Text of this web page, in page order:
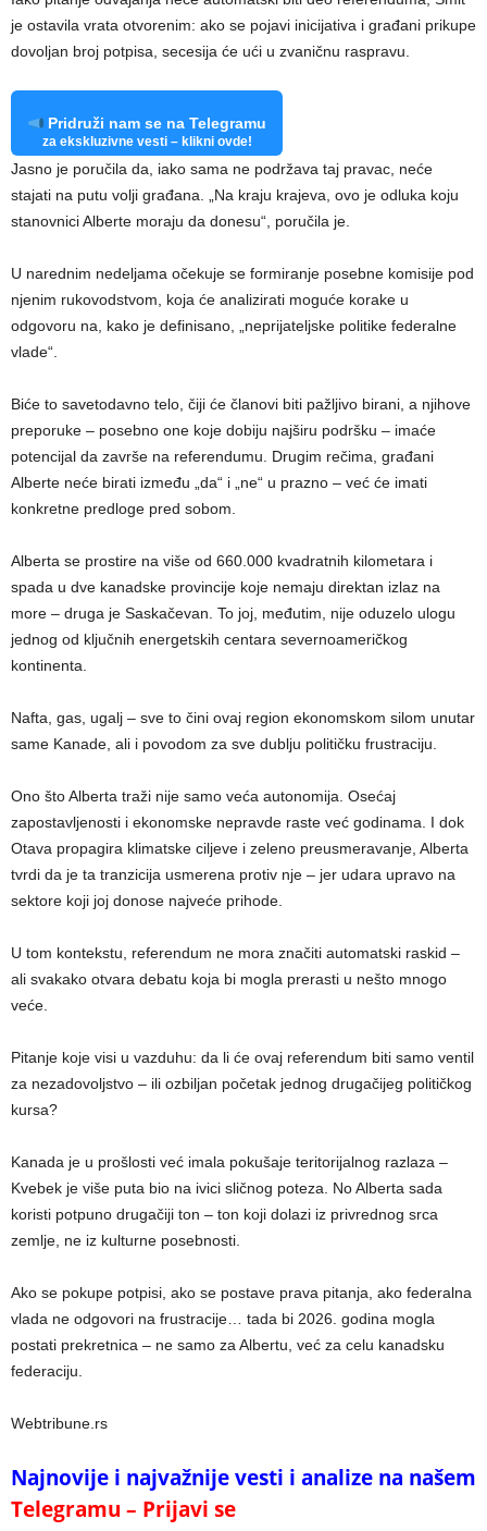
je ostavila vrata otvorenim: ako se pojavi inicijativa i građani prikupe
dovoljan broj potpisa, secesija će ući u zvaničnu raspravu.
Pridruži nam se na Telegramu
za ekskluzivne vesti – klikni ovde!
Jasno je poručila da, iako sama ne podržava taj pravac, neće
stajati na putu volji građana. „Na kraju krajeva, ovo je odluka koju
stanovnici Alberte moraju da donesu“, poručila je.
U narednim nedeljama očekuje se formiranje posebne komisije pod
njenim rukovodstvom, koja će analizirati moguće korake u
odgovoru na, kako je definisano, „neprijateljske politike federalne
vlade“.
Biće to savetodavno telo, čiji će članovi biti pažljivo birani, a njihove
preporuke – posebno one koje dobiju najširu podršku – imaće
potencijal da završe na referendumu. Drugim rečima, građani
Alberte neće birati između „da“ i „ne“ u prazno – već će imati
konkretne predloge pred sobom.
Alberta se prostire na više od 660.000 kvadratnih kilometara i
spada u dve kanadske provincije koje nemaju direktan izlaz na
more – druga je Saskačevan. To joj, međutim, nije oduzelo ulogu
jednog od ključnih energetskih centara severnoameričkog
kontinenta.
Nafta, gas, ugalj – sve to čini ovaj region ekonomskom silom unutar
same Kanade, ali i povodom za sve dublju političku frustraciju.
Ono što Alberta traži nije samo veća autonomija. Osećaj
zapostavljenosti i ekonomske nepravde raste već godinama. I dok
Otava propagira klimatske ciljeve i zeleno preusmeravanje, Alberta
tvrdi da je ta tranzicija usmerena protiv nje – jer udara upravo na
sektore koji joj donose najveće prihode.
U tom kontekstu, referendum ne mora značiti automatski raskid –
ali svakako otvara debatu koja bi mogla prerasti u nešto mnogo
veće.
Pitanje koje visi u vazduhu: da li će ovaj referendum biti samo ventil
za nezadovoljstvo – ili ozbiljan početak jednog drugačijeg političkog
kursa?
Kanada je u prošlosti već imala pokušaje teritorijalnog razlaza –
Kvebek je više puta bio na ivici sličnog poteza. No Alberta sada
koristi potpuno drugačiji ton – ton koji dolazi iz privrednog srca
zemlje, ne iz kulturne posebnosti.
Ako se pokupe potpisi, ako se postave prava pitanja, ako federalna
vlada ne odgovori na frustracije… tada bi 2026. godina mogla
postati prekretnica – ne samo za Albertu, već za celu kanadsku
federaciju.
Webtribune.rs
Najnovije i najvažnije vesti i analize na našem
Telegramu – Prijavi se